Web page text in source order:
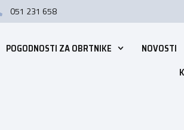
051 231 658
POGODNOSTI ZA OBRTNIKE NOVOSTI